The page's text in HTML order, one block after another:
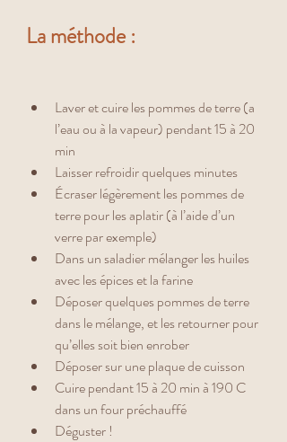
La méthode :
Laver et cuire les pommes de terre (a
l’eau ou à la vapeur) pendant 15 à 20
min
Laisser refroidir quelques minutes
Écraser légèrement les pommes de
terre pour les aplatir (à l’aide d’un
verre par exemple)
Dans un saladier mélanger les huiles
avec les épices et la farine
Déposer quelques pommes de terre
dans le mélange, et les retourner pour
qu’elles soit bien enrober
Déposer sur une plaque de cuisson
Cuire pendant 15 à 20 min à 190 C
dans un four préchauffé
Déguster !